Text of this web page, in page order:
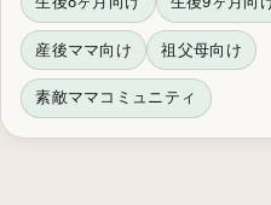
産後ママ向け 祖父母向け
素敵ママコミュニティ